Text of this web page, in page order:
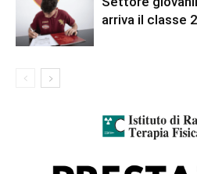
arriva il classe